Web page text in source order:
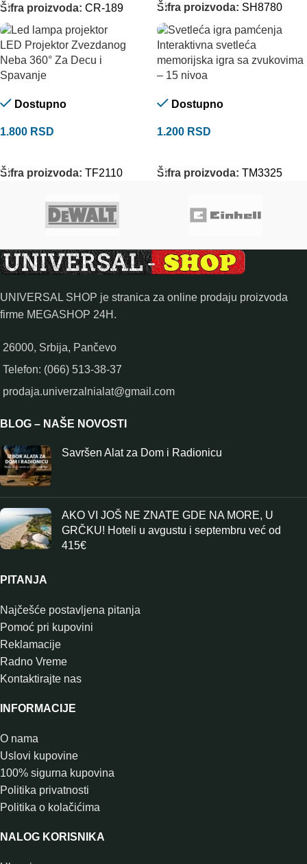
Šifra proizvoda: CR-189 Šifra proizvoda: SH8780
LED Projektor Zvezdanog
Neba 360° Za Decu i
Spavanje
Dostupno
1.800 RSD
Šifra proizvoda: TF2110
Interaktivna svetleća
memorijska igra sa zvukovima
– 15 nivoa
Dostupno
1.200 RSD
Šifra proizvoda: TM3325
UNIVERSAL SHOP je stranica za online prodaju proizvoda
firme MEGASHOP 24H.
26000, Srbija, Pančevo
Telefon: (066) 513-38-37
prodaja.univerzalnialat@gmail.com
BLOG – NAŠE NOVOSTI
Savršen Alat za Dom i Radionicu
AKO VI JOŠ NE ZNATE GDE NA MORE, U
GRČKU! Hoteli u avgustu i septembru već od
415€
PITANJA
Najčešće postavljena pitanja
Pomoć pri kupovini
Reklamacije
Radno Vreme
Kontaktirajte nas
INFORMACIJE
O nama
Uslovi kupovine
100% sigurna kupovina
Politika privatnosti
Politika o kolačićima
NALOG KORISNIKA